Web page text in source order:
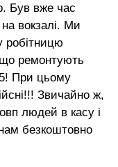
Був вже час
вокзалі. Ми
робітницю
що ремонтують
При цьому
Звичайно ж,
людей в касу і
безкоштовно